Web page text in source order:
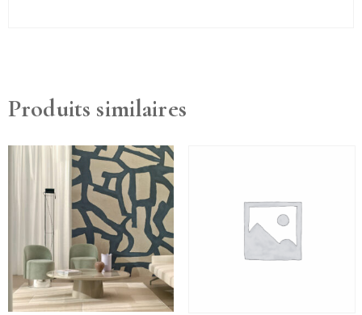
Produits similaires
plusieurs
variations.
options
peuvent
être
choisies
sur